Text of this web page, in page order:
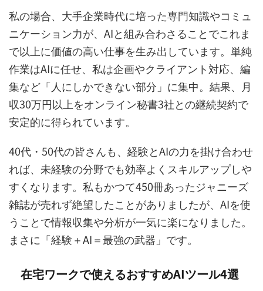
私の場合、大手企業時代に培った専門知識やコミュ
ニケーション力が、AIと組み合わさることでこれま
で以上に価値の高い仕事を生み出しています。単純
作業はAIに任せ、私は企画やクライアント対応、編
集など「人にしかできない部分」に集中。結果、月
収30万円以上をオンライン秘書3社との継続契約で
安定的に得られています。
40代・50代の皆さんも、経験とAIの力を掛け合わせ
れば、未経験の分野でも効率よくスキルアップしや
すくなります。私もかつて450冊あったジャニーズ
雑誌が売れず絶望したことがありましたが、AIを使
うことで情報収集や分析が一気に楽になりました。
まさに「経験＋AI＝最強の武器」です。
在宅ワークで使えるおすすめAIツール4選